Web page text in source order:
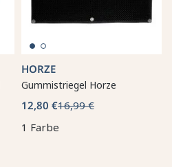
HORZE
Gummistriegel Horze
12,80 €16,99 €
1 Farbe